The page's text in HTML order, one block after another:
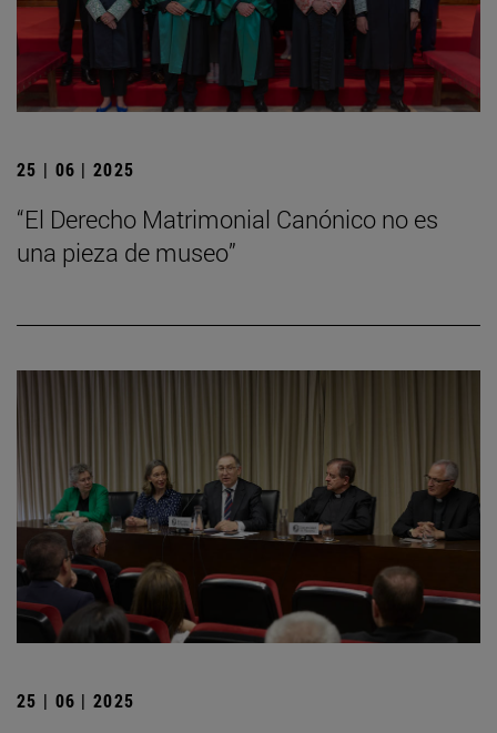
25 | 06 | 2025
“El Derecho Matrimonial Canónico no es
una pieza de museo”
25 | 06 | 2025